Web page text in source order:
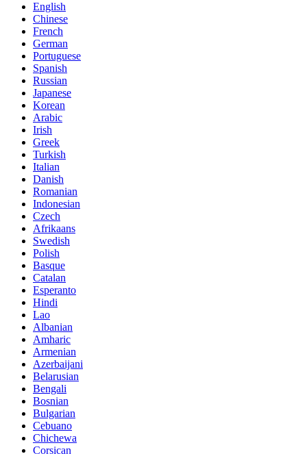
English
Chinese
French
German
Portuguese
Spanish
Russian
Japanese
Korean
Arabic
Irish
Greek
Turkish
Italian
Danish
Romanian
Indonesian
Czech
Afrikaans
Swedish
Polish
Basque
Catalan
Esperanto
Hindi
Lao
Albanian
Amharic
Armenian
Azerbaijani
Belarusian
Bengali
Bosnian
Bulgarian
Cebuano
Chichewa
Corsican